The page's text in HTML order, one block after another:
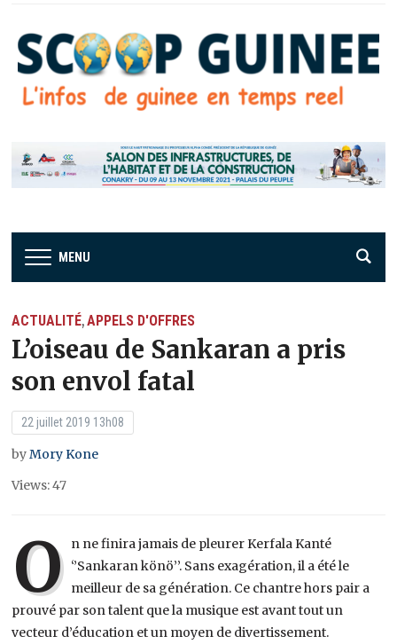
MENU
ACTUALITÉ,APPELS D'OFFRES
L’oiseau de Sankaran a pris
son envol fatal
22 juillet 2019 13h08
byMory Kone
Views: 47
O n ne finira jamais de pleurer Kerfala Kanté
‘’Sankaran könö’’. Sans exagération, il a été le
meilleur de sa génération. Ce chantre hors pair a
prouvé par son talent que la musique est avant tout un
vecteur d’éducation et un moyen de divertissement.